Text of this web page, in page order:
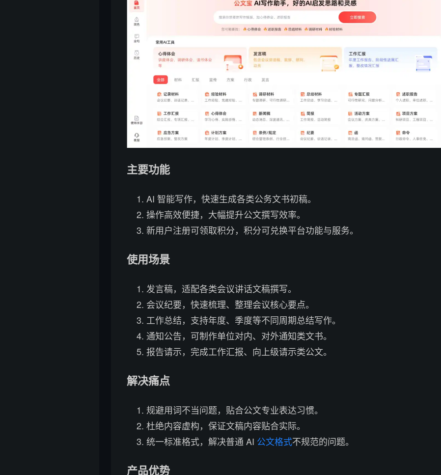
主要功能
AI 智能写作，快速生成各类公务文书初稿。
操作高效便捷，大幅提升公文撰写效率。
新用户注册可领取积分，积分可兑换平台功能与服务。
使用场景
发言稿，适配各类会议讲话文稿撰写。
会议纪要，快速梳理、整理会议核心要点。
工作总结，支持年度、季度等不同周期总结写作。
通知公告，可制作单位对内、对外通知类文书。
报告请示，完成工作汇报、向上级请示类公文。
解决痛点
规避用词不当问题，贴合公文专业表达习惯。
杜绝内容虚构，保证文稿内容贴合实际。
统一标准格式，解决普通 AI 公文格式不规范的问题。
产品优势